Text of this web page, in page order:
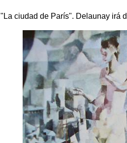
"La ciudad de París". Delaunay irá